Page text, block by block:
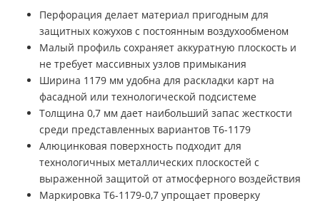
Перфорация делает материал пригодным для
защитных кожухов с постоянным воздухообменом
Малый профиль сохраняет аккуратную плоскость и
не требует массивных узлов примыкания
Ширина 1179 мм удобна для раскладки карт на
фасадной или технологической подсистеме
Толщина 0,7 мм дает наибольший запас жесткости
среди представленных вариантов Т6-1179
Алюцинковая поверхность подходит для
технологичных металлических плоскостей с
выраженной защитой от атмосферного воздействия
Маркировка Т6-1179-0,7 упрощает проверку